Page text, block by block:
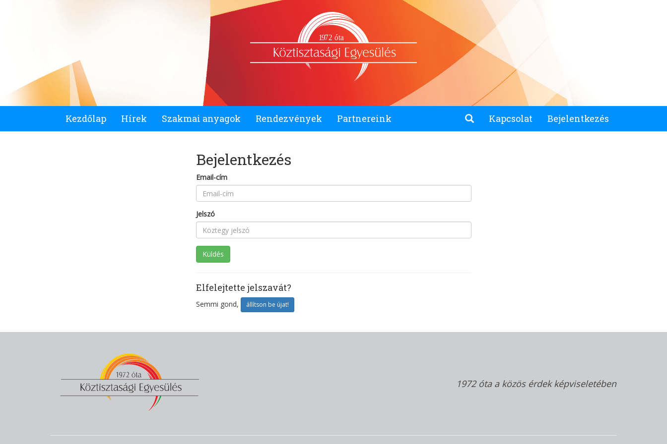
1972 óta
Kezdőlap Hírek Szakmai anyagok Rendezvények Partnereink Kapcsolat Bejelentkezés
Bejelentkezés
Email-cím
Jelszó
Elfelejtette jelszavát?
Semmi gond, állítson be újat!
1972 óta a közös érdek képviseletében